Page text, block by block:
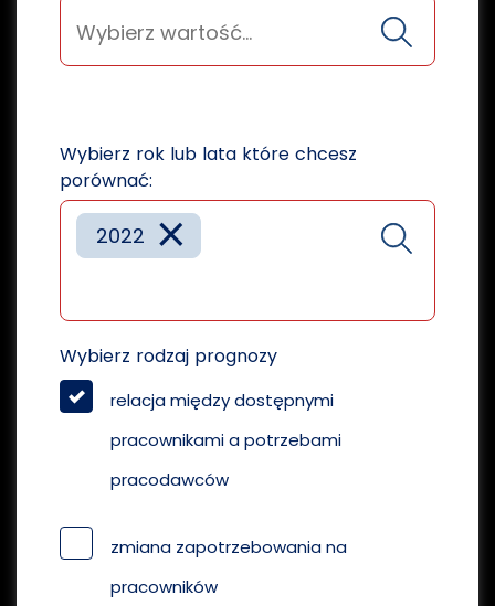
Wybierz rok lub lata które chcesz
porównać:
×
2022
Wybierz rodzaj prognozy
relacja między dostępnymi
pracownikami a potrzebami
pracodawców
zmiana zapotrzebowania na
pracowników